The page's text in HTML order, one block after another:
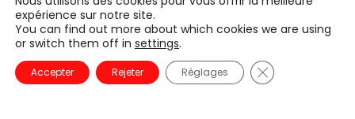
Carrières
Support Technique
Contact
Dernières Actualités
expérience sur notre site.
You can find out more about which cookies we are using
or switch them off in settings.
Accepter Rejeter Réglages Fermer la